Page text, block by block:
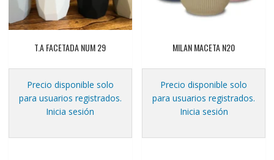
T.A FACETADA NUM 29
Precio disponible solo
para usuarios registrados.
Inicia sesión
MILAN MACETA N20
Precio disponible solo
para usuarios registrados.
Inicia sesión